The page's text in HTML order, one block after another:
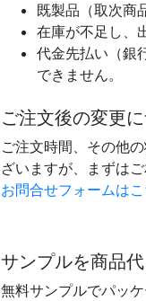
既製品（取次商
在庫が不足し、
代金先払い（銀
できません。
ご注文後の変更
ご注文時間、その他
ざいますが、まずはご
お問合せフォームは
サンプルを商品
無料サンプルでパッ